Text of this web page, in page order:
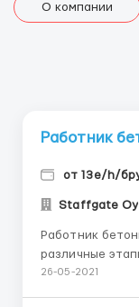
О компании
Работник
от 13e/h/
Staffgate Oy
Работник
различные
конструкций.
26-05-2021